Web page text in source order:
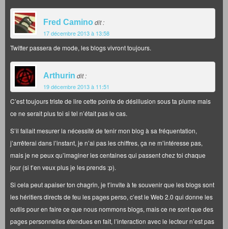
Fred Caminodit :
17 décembre 2013 à 13:58
Twitter passera de mode, les blogs vivront toujours.
Arthurin dit :
19 décembre 2013 à 11:51
C’est toujours triste de lire cette pointe de désillusion sous ta plume mais
ce ne serait plus toi si tel n’était pas le cas.
S’il fallait mesurer la nécessité de tenir mon blog à sa fréquentation,
j’arrêterai dans l’instant, je n’ai pas les chiffres, ça ne m’intéresse pas,
mais je ne peux qu’imaginer les centaines qui passent chez toi chaque
jour (si t’en veux plus je les prends :p).
Si cela peut apaiser ton chagrin, je t’invite à te souvenir que les blogs sont
les héritiers directs de feu les pages perso, c’est le Web 2.0 qui donne les
outils pour en faire ce que nous nommons blogs, mais ce ne sont que des
pages personnelles étendues en fait, l’interaction avec le lecteur n’est pas